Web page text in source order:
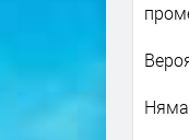
Няма